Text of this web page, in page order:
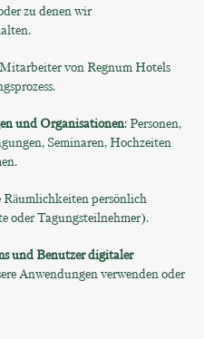
zu denen wir
von Regnum Hotels
und Organisationen: Personen,
Seminaren, Hochzeiten
Räumlichkeiten persönlich
oder Tagungsteilnehmer).
und Benutzer digitaler
Anwendungen verwenden oder